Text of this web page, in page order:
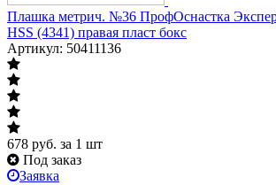
Плашка метрич. №36 ПрофОснастка
HSS (4341) правая пласт бокс
Артикул: 50411136
678 руб. за 1 шт
Под заказ
Заявка